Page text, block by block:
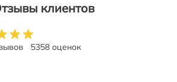
клиентов
5358 оценок